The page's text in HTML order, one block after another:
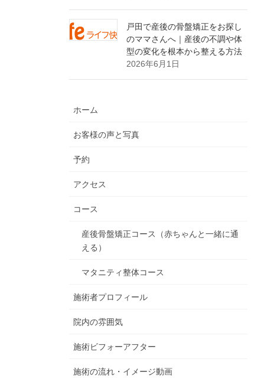
戸田で産後の骨盤矯正をお探し
のママさんへ｜産後の不調や体
型の変化を根本から整える方法
2026年6月1日
ホーム
お客様の声と写真
予約
アクセス
コース
産後骨盤矯正コース（赤ちゃんと一緒に通
える）
マタニティ整体コース
施術者プロフィール
院内の雰囲気
施術ビフォーアフター
施術の流れ・イメージ動画